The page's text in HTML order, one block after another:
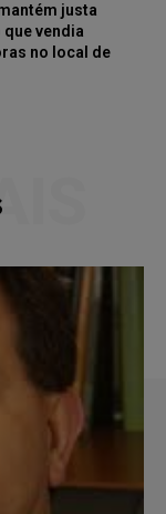
justa
vendia
no local de